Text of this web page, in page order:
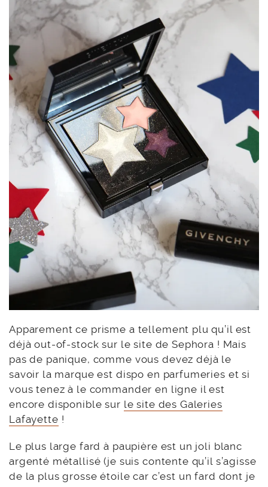
Apparement ce prisme a tellement plu qu’il est
déjà out-of-stock sur le site de Sephora ! Mais
pas de panique, comme vous devez déjà le
savoir la marque est dispo en parfumeries et si
vous tenez à le commander en ligne il est
encore disponible sur le site des Galeries
Lafayette !
Le plus large fard à paupière est un joli blanc
argenté métallisé (je suis contente qu’il s’agisse
de la plus grosse étoile car c’est un fard dont je